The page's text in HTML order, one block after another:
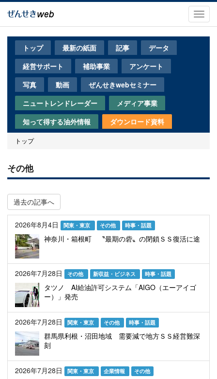
メ
トップ 最新の紙面 記事
データ
経営サポート
補助事業
アンケート
写真
動画
ぜんせきwebセミナー
ニュートレンドレーダー
メディア事業
知って得する油外情報
ダウンロード資料
トップ
その他
過去の記事へ
2026年8月4日 関東・東京 その他 時事・話題
神奈川・箱根町 〝最期の砦〟の閉鎖ＳＳ復活に途
2026年7月28日 その他 新収益・ビジネス 時事・話題
タツノ AI給油許可システム「AIGO（エーアイゴ
ー）」発売
2026年7月28日 関東・東京 その他 時事・話題
群馬県利根・沼田地域 需要減で地方ＳＳ経営難深
刻
2026年7月28日 関東・東京 企業情報 その他